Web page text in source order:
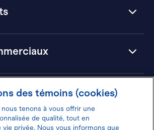
des témoins (cookies)
nous tenons à vous offrir une
de qualité, tout en
privée. Nous vous informons que